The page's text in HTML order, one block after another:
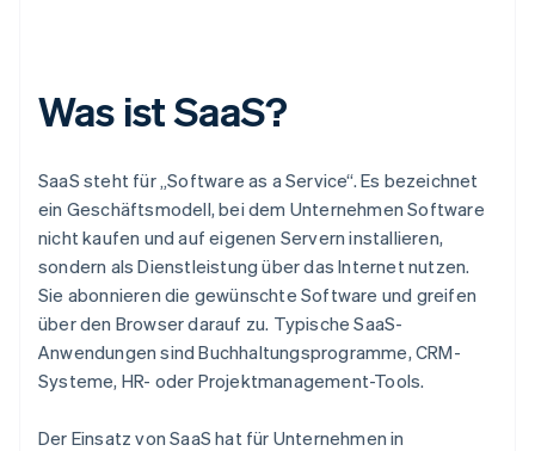
Was ist SaaS?
SaaS steht für „Software as a Service“. Es bezeichnet
ein Geschäftsmodell, bei dem Unternehmen Software
nicht kaufen und auf eigenen Servern installieren,
sondern als Dienstleistung über das Internet nutzen.
Sie abonnieren die gewünschte Software und greifen
über den Browser darauf zu. Typische SaaS-
Anwendungen sind Buchhaltungsprogramme, CRM-
Systeme, HR- oder Projektmanagement-Tools.
Der Einsatz von SaaS hat für Unternehmen in